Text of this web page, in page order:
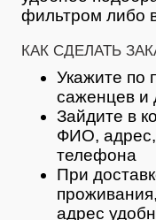
фильтром либо
КАК СДЕЛАТЬ
Укажите по
саженцев и
Зайдите в
ФИО, адрес,
телефона
При
адрес